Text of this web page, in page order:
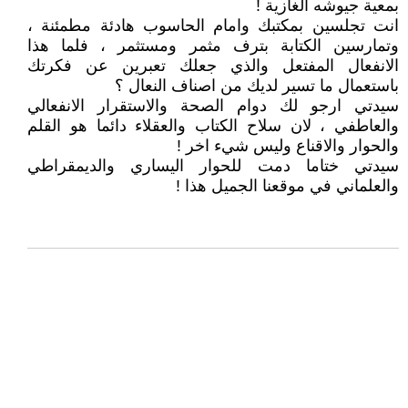
بمعية جيوشه الغازية !
انت تجلسين بمكتبك وامام الحاسوب هادئة مطمئنة ،
وتمارسين الكتابة بترف مثمر ومستثمر ، فلما هذا
الانفعال المفتعل والذي جعلك تعبرين عن فكرتك
باستعمال ما تسير لديك من اصناف النعال ؟
سيدتي ارجو لك دوام الصحة والاستقرار الانفعالي
والعاطفي ، لان سلاح الكتاب والعقلاء دائما هو القلم
والحوار والاقناع وليس شيء اخر !
سيدتي ختاما دمت للحوار اليساري والديمقراطي
والعلماني في موقعنا الجميل هذا !